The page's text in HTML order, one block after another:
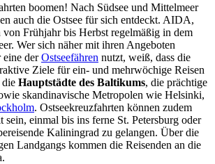
boomen! Nach Südsee und Mittelmeer
auch die Ostsee für sich entdeckt. AIDA,
Frühjahr bis Herbst regelmäßig in dem
Wer sich näher mit ihren Angeboten
eine derOstseefähren nutzt, weiß, dass die
Ziele für ein- und mehrwöchige Reisen
die Hauptstädte des Baltikums, die prächtige
skandinavische Metropolen wie Helsinki,
. Ostseekreuzfahrten können zudem
sein, einmal bis ins ferne St. Petersburg oder
Kaliningrad zu gelangen. Über die
Landgangs kommen die Reisenden an die